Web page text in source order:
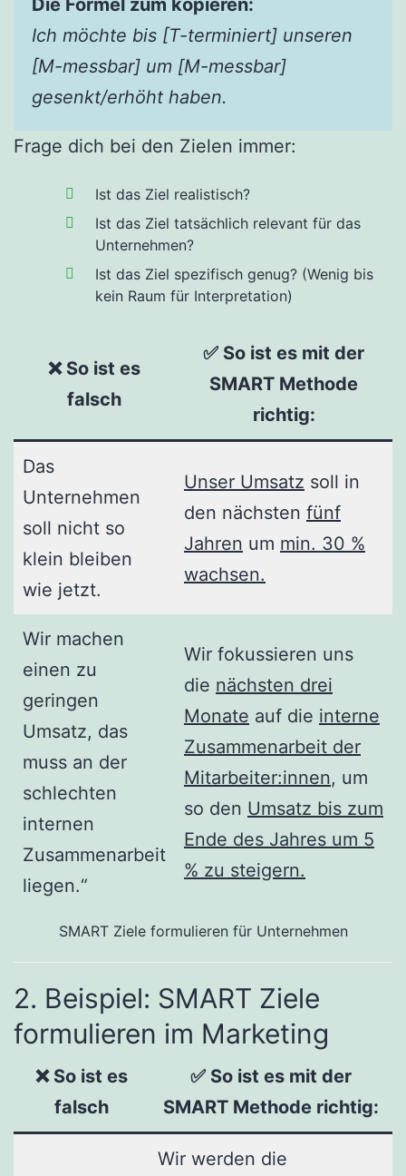
Die Formel zum kopieren:
Ich möchte bis [T-terminiert] unseren
[M-messbar] um [M-messbar]
gesenkt/erhöht haben.
Frage dich bei den Zielen immer:
Ist das Ziel realistisch?
Ist das Ziel tatsächlich relevant für das
Unternehmen?
Ist das Ziel spezifisch genug? (Wenig bis
kein Raum für Interpretation)
❌ So ist es
falsch
✅ So ist es mit der
SMART Methode
richtig:
Das
Unternehmen
soll nicht so
klein bleiben
wie jetzt.
Unser Umsatz soll in
den nächsten fünf
Jahren um min. 30 %
wachsen.
Wir machen
einen zu
geringen
Umsatz, das
muss an der
schlechten
internen
Zusammenarbeit
liegen.“
Wir fokussieren uns
die nächsten drei
Monate auf die interne
Zusammenarbeit der
Mitarbeiter:innen, um
so den Umsatz bis zum
Ende des Jahres um 5
% zu steigern.
SMART Ziele formulieren für Unternehmen
2. Beispiel: SMART Ziele
formulieren im Marketing
❌ So ist es
falsch
✅ So ist es mit der
SMART Methode richtig:
Wir werden die